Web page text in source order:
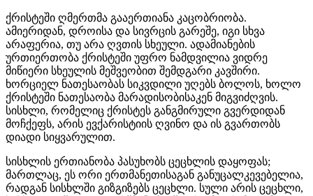
ქრისტეში ღმერთმა გააერთიანა კაცობრიობა.
ამიერიდან, დროისა და სივრცის გარეშე, იგი სხვა
არაფერია, თუ არა ღვთის სხეული. ადამიანების
ურთიერთობა ქრისტეში უფრო ნამდვილია ვიდრე
მიწიერი სხეულის მეშვეობით შემდგარი კავშირი.
ხორციელ ნათესაობას სიკვდილი უღებს ბოლოს, ხოლო
ქრისტეში ნათესაობა მარადისობისაკენ მიგვიძღვის.
სისხლი, რომელიც ქრისტეს განგმირული გვერდიდან
მოჩქეფს, არის ევქარისტიის ღვინო და ის გვართობს
დიადი სიყვარულით.
სისხლის ერთიანობა პასუხობს ცეცხლის დაყოფას;
მართლაც, ეს ორი ერთმანეთისაგან განუცალკევებელია,
რადგან სისხლში გიზგიზებს ცეცხლი. სული არის ცეცხლი,